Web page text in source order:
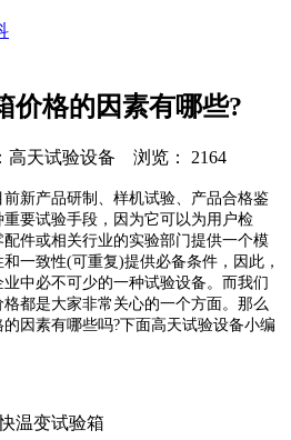
价格的因素有哪些?
高天试验设备 浏览： 2164
产品研制、样机试验、产品合格鉴
要试验手段，因为它可以为用户检
件或相关行业的实验部门提供一个模
一致性(可重复)提供必备条件，因此，
中必不可少的一种试验设备。而我们
都是大家非常关心的一个方面。那么
的因素有哪些吗?下面高天试验设备小编